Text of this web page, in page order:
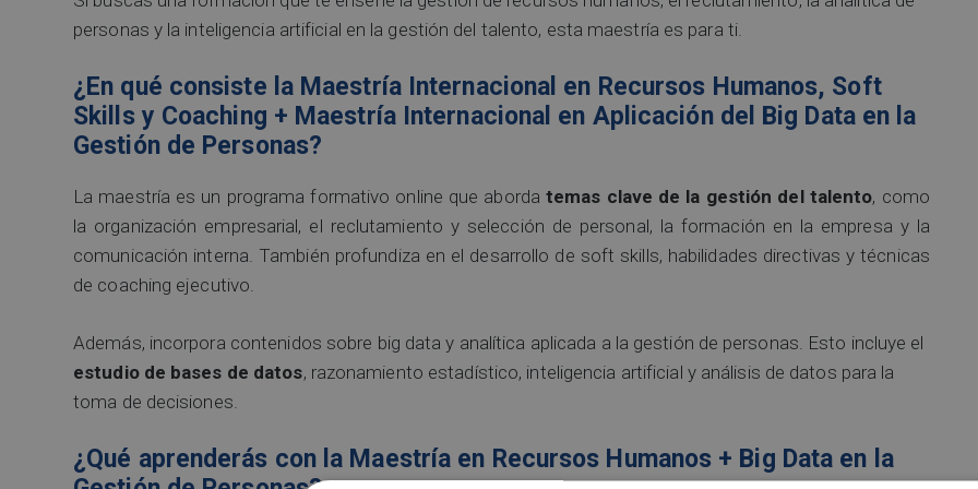
personas y la inteligencia artificial en la gestión del talento, esta maestría es para ti.
¿En qué consiste la Maestría Internacional en Recursos Humanos, Soft
Skills y Coaching + Maestría Internacional en Aplicación del Big Data en la
Gestión de Personas?
La maestría es un programa formativo online que abordatemas clave de la gestión del talento, como
la organización empresarial, el reclutamiento y selección de personal, la formación en la empresa y la
comunicación interna. También profundiza en el desarrollo de soft skills, habilidades directivas y técnicas
de coaching ejecutivo.
Además, incorpora contenidos sobre big data y analítica aplicada a la gestión de personas. Esto incluye el
estudio de bases de datos, razonamiento estadístico, inteligencia artificial y análisis de datos para la
toma de decisiones.
¿Qué aprenderás con la Maestría en Recursos Humanos + Big Data en la